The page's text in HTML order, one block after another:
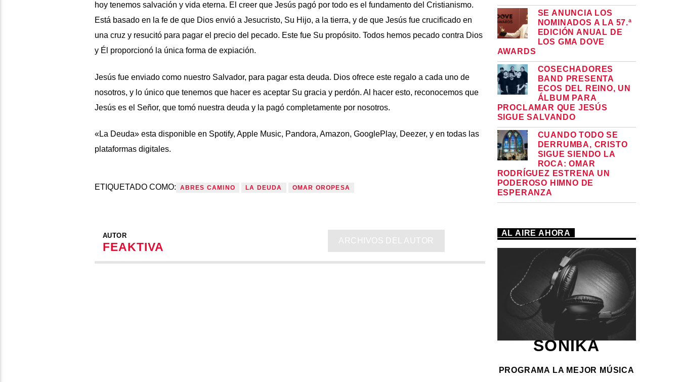
hoy tenemos salvación y vida eterna. El creer que Jesús pagó por todo es el fundamento del Cristianismo.
Está basado en la fe de que Dios envió a Jesucristo, Su Hijo, a la tierra, y de que Jesús fue crucificado en
una cruz y resucitó para pagar el precio del pecado. Este fue Su propósito. Todos hemos pecado contra Dios
y Él proporcionó la única forma de expiación.
Jesús fue enviado como nuestro Salvador, para pagar esta deuda. Dios ofrece este regalo a cada uno de
nosotros, y lo único que tenemos que hacer es aceptar Su gracia y perdón. Al hacer esto, reconocemos que
Jesús es el Señor, que tomó nuestra deuda y la pagó completamente por nosotros.
«La Deuda» esta disponible en Spotify, Apple Music, Pandora, Amazon, GooglePlay, Deezer, y en todas las
plataformas digitales.
ETIQUETADO COMO: ABRES CAMINO LA DEUDA OMAR OROPESA
AUTOR
FEAKTIVA
ARCHIVOS DEL AUTOR
SE ANUNCIA LOS
NOMINADOS A LA 57.ª
EDICIÓN ANUAL DE
LOS GMA DOVE
AWARDS
COSECHADORES
BAND PRESENTA
ECOS DEL REINO, UN
ÁLBUM PARA
PROCLAMAR QUE JESÚS
SIGUE SALVANDO
CUANDO TODO SE
DERRUMBA, CRISTO
SIGUE SIENDO LA
ROCA: OMAR
RODRÍGUEZ ESTRENA UN
PODEROSO HIMNO DE
ESPERANZA
AL AIRE AHORA
SONIKA
PROGRAMA LA MEJOR MÚSICA